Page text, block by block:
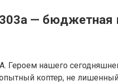
—
нашего
коптер, не